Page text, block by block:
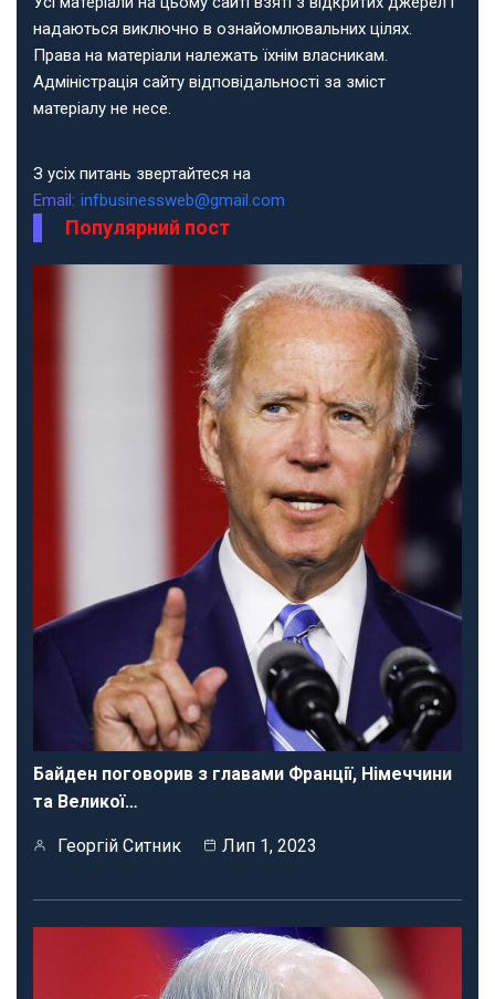
надаються виключно в ознайомлювальних цілях.
Права на матеріали належать їхнім власникам.
Адміністрація сайту відповідальності за зміст
матеріалу не несе.
З усіх питань звертайтеся на
Email: infbusinessweb@gmail.com
Популярний пост
Байден поговорив з главами Франції, Німеччини
та Великої…
Георгій Ситник Лип 1, 2023